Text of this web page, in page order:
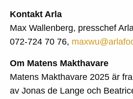
Kontakt Arla
Max Wallenberg, presschef
072-724 70 76,
Om Matens Makthavare
Matens Makthavare 2025 är
av Jonas de Lange och